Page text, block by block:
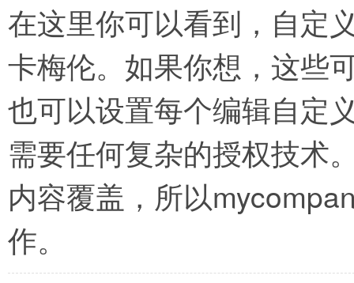
在这里你可以看到，自定
卡梅伦。如果你想，这些
也可以设置每个编辑自定
需要任何复杂的授权技术
内容覆盖，所以
作。